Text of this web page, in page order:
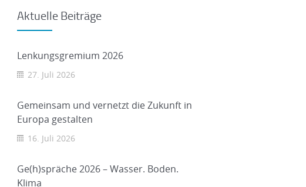
Aktuelle Beiträge
Lenkungsgremium 2026
27. Juli 2026
Gemeinsam und vernetzt die Zukunft in
Europa gestalten
16. Juli 2026
Ge(h)spräche 2026 – Wasser. Boden.
Klima